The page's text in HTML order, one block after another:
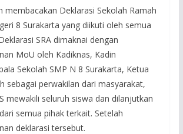
membacakan Deklarasi Sekolah Ramah
8 Surakarta yang diikuti oleh semua
SRA dimaknai dengan
MoU oleh Kadiknas, Kadin
Sekolah SMP N 8 Surakarta, Ketua
sebagai perwakilan dari masyarakat,
mewakili seluruh siswa dan dilanjutkan
semua pihak terkait. Setelah
deklarasi tersebut.